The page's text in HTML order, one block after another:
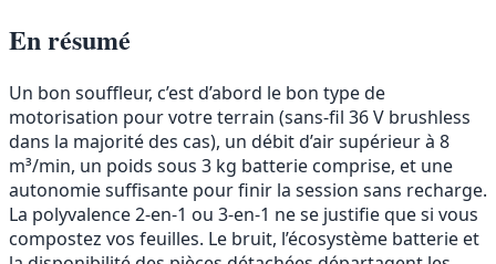
En résumé
Un bon souffleur, c’est d’abord le bon type de
motorisation pour votre terrain (sans-fil 36 V brushless
dans la majorité des cas), un débit d’air supérieur à 8
m³/min, un poids sous 3 kg batterie comprise, et une
autonomie suffisante pour finir la session sans recharge.
La polyvalence 2-en-1 ou 3-en-1 ne se justifie que si vous
compostez vos feuilles. Le bruit, l’écosystème batterie et